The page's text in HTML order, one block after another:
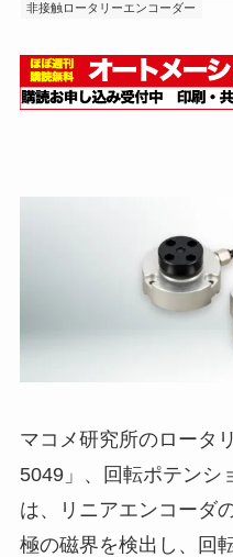
非接触ロータリーエンコーダー
マコメ研究所のロータ
5049」、回転ポテンシ
は、リニアエンコーダ
極の磁界を検出し、回